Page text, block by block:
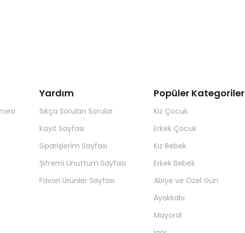
Yardım
Sıkça Sorulan Sorular
Kayıt Sayfası
Siparişlerim Sayfası
Şifremi Unuttum Sayfası
Favori Ürünler Sayfası
Popüler Kategoriler
Kız Çocuk
Erkek Çocuk
Kız Bebek
Erkek Bebek
Abiye ve Özel Gün
Ayakkabı
Mayoral